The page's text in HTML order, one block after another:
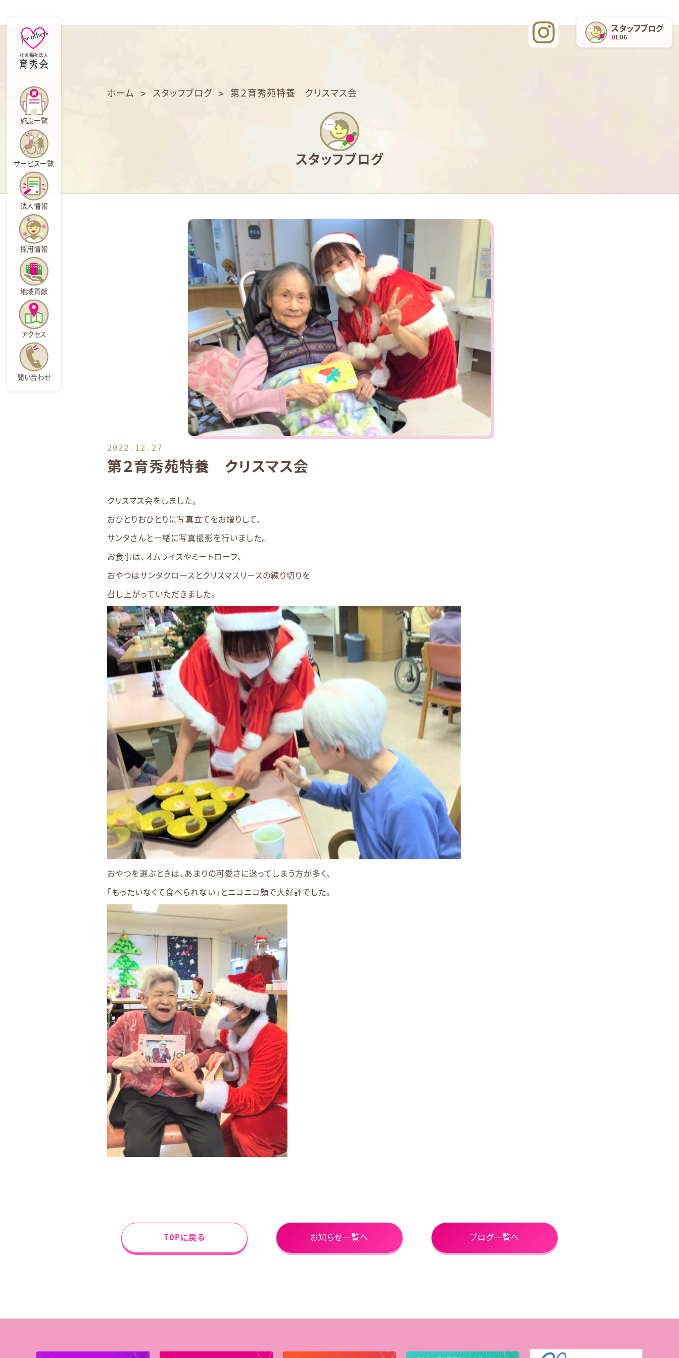
スタッフブログ
BLOG
施設一覧
サービス一覧
法人情報
採用情報
地域貢献
アクセス
問い合わせ
ホーム > スタッフブログ > 第２育秀苑特養 クリスマス会
スタッフブログ
2022.12.27
第２育秀苑特養 クリスマス会
クリスマス会をしました。
おひとりおひとりに写真立てをお贈りして、
サンタさんと一緒に写真撮影を行いました。
お食事は、オムライスやミートローフ、
おやつはサンタクロースとクリスマスリースの練り切りを
召し上がっていただきました。
おやつを選ぶときは、あまりの可愛さに迷ってしまう方が多く、
「もったいなくて食べられない」とニコニコ顔で大好評でした。
TOPに戻る お知らせ一覧へ ブログ一覧へ